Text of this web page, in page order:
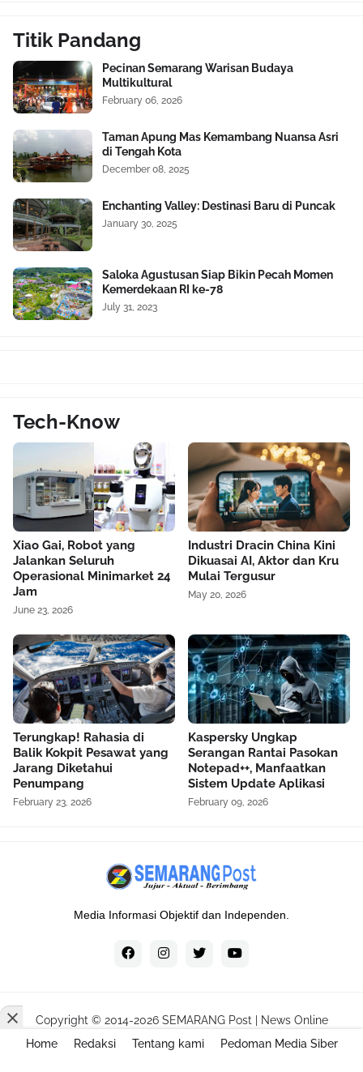
Titik Pandang
Pecinan Semarang Warisan Budaya
Multikultural
February 06, 2026
Taman Apung Mas Kemambang Nuansa Asri
di Tengah Kota
December 08, 2025
Enchanting Valley: Destinasi Baru di Puncak
January 30, 2025
Saloka Agustusan Siap Bikin Pecah Momen
Kemerdekaan RI ke-78
July 31, 2023
Tech-Know
Xiao Gai, Robot yang
Jalankan Seluruh
Operasional Minimarket 24
Jam
June 23, 2026
Industri Dracin China Kini
Dikuasai AI, Aktor dan Kru
Mulai Tergusur
May 20, 2026
Terungkap! Rahasia di
Balik Kokpit Pesawat yang
Jarang Diketahui
Penumpang
February 23, 2026
Kaspersky Ungkap
Serangan Rantai Pasokan
Notepad++, Manfaatkan
Sistem Update Aplikasi
February 09, 2026
Media Informasi Objektif dan Independen.
Copyright © 2014-2026 SEMARANG Post | News Online
Home
Redaksi Tentang kami Pedoman Media Siber